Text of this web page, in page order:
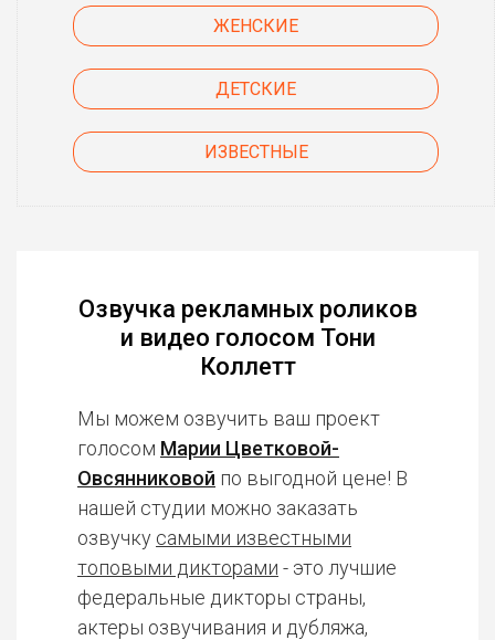
ЖЕНСКИЕ
ДЕТСКИЕ
ИЗВЕСТНЫЕ
Озвучка рекламных роликов
и видео голосом Тони
Коллетт
Мы можем озвучить ваш проект
голосом Марии Цветковой-
Овсянниковой по выгодной цене! В
нашей студии можно заказать
озвучку самыми известными
топовыми дикторами - это лучшие
федеральные дикторы страны,
актеры озвучивания и дубляжа,